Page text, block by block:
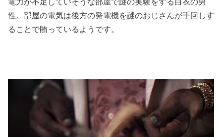
電力が不足していそうな部屋で謎の実験をする白衣の男
性。部屋の電気は後方の発電機を謎のおじさんが手回しす
ることで賄っているようです。